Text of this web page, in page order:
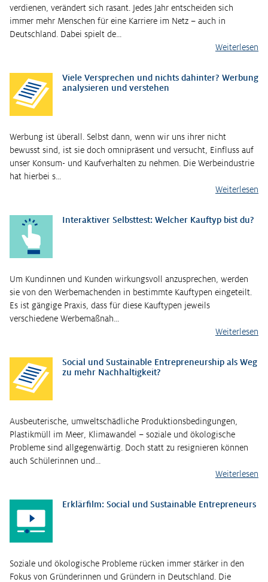
verdienen, verändert sich rasant. Jedes Jahr entscheiden sich
immer mehr Menschen für eine Karriere im Netz – auch in
Deutschland. Dabei spielt de…
Weiterlesen
Viele Versprechen und nichts dahinter? Werbung
analysieren und verstehen
Werbung ist überall. Selbst dann, wenn wir uns ihrer nicht
bewusst sind, ist sie doch omnipräsent und versucht, Einfluss auf
unser Konsum- und Kaufverhalten zu nehmen. Die Werbeindustrie
hat hierbei s…
Weiterlesen
Interaktiver Selbsttest: Welcher Kauftyp bist du?
Um Kundinnen und Kunden wirkungsvoll anzusprechen, werden
sie von den Werbemachenden in bestimmte Kauftypen eingeteilt.
Es ist gängige Praxis, dass für diese Kauftypen jeweils
verschiedene Werbemaßnah…
Weiterlesen
Social und Sustainable Entrepreneurship als Weg
zu mehr Nachhaltigkeit?
Ausbeuterische, umweltschädliche Produktionsbedingungen,
Plastikmüll im Meer, Klimawandel – soziale und ökologische
Probleme sind allgegenwärtig. Doch statt zu resignieren können
auch Schülerinnen und…
Weiterlesen
Erklärfilm: Social und Sustainable Entrepreneurs
Soziale und ökologische Probleme rücken immer stärker in den
Fokus von Gründerinnen und Gründern in Deutschland. Die